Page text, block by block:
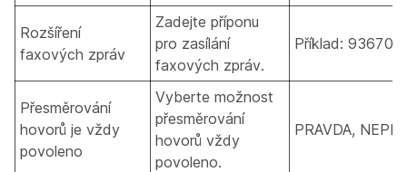
Rozšíření
faxových zpráv
Zadejte příponu
pro zasílání
faxových zpráv.
Příklad: 93670.
Přesměrování
hovorů je vždy
povoleno
Vyberte možnost
přesměrování
hovorů vždy
povoleno.
PRAVDA,